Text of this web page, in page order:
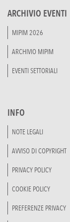
ARCHIVIO EVENTI
MIPIM 2026
ARCHIVIO MIPIM
EVENTI SETTORIALI
INFO
NOTE LEGALI
AVVISO DI COPYRIGHT
PRIVACY POLICY
COOKIE POLICY
PREFERENZE PRIVACY